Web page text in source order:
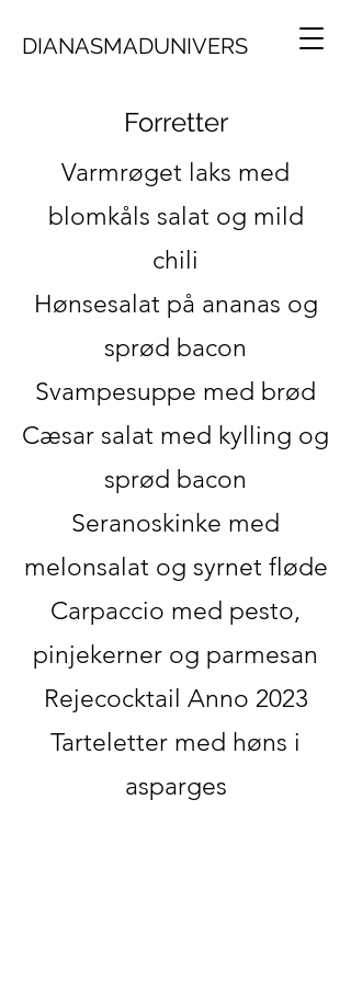
DIANASMADUNIVERS
Forretter
Varmrøget laks med
blomkåls salat og mild
chili
Hønsesalat på ananas og
sprød bacon
Svampesuppe med brød
Cæsar salat med kylling og
sprød bacon
Seranoskinke med
melonsalat og syrnet fløde
Carpaccio med pesto,
pinjekerner og parmesan
Rejecocktail Anno 2023
Tarteletter med høns i
asparges